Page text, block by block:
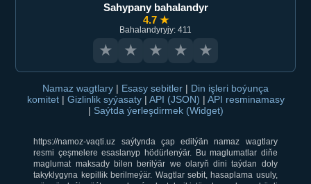
Sahypany bahalandyr
4.7 ★
Bahalandyryjy: 411
★ ★ ★ ★ ★
Namaz wagtlary | Esasy sebitler | Din işleri boýunça
komitet | Gizlinlik syýasaty | API (JSON) | API resminamasy
| Saýtda ýerleşdirmek (Widget)
https://namoz-vaqti.uz saýtynda çap edilýän namaz wagtlary
resmi çeşmelere esaslanyp hödürlenýär. Bu maglumatlar diňe
maglumat maksady bilen berilýär we olaryň dini taýdan doly
takyklygyna kepillik berilmeýär. Wagtlar sebit, hasaplama usuly,